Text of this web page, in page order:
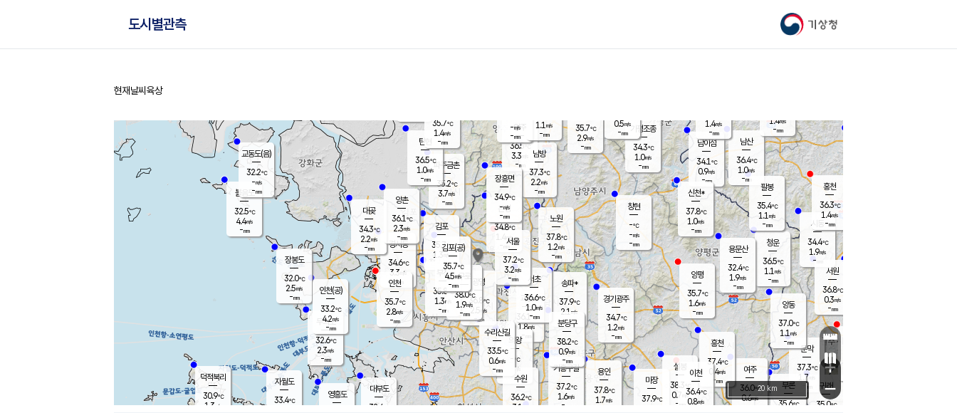
기상청
도시별관측
홈
현재날씨 육상
문막
37.3℃
1.7m/s
mm
남이섬
34.1℃
0.9m/s
-mm
무의도
32.6℃
2.3m/s
-mm
영흥도
볼음도
32.5℃
4.4m/s
-mm
자월도
33.4℃
양주
36.5℃
3.3
-mm
부론
35.6℃
과천
36.1℃
1.8m/s
- mm
남산
36.4℃
1.0m/s
-mm
장봉도
32.0℃
2.5m/s
-mm
청운
36.5℃
1.1 m/s
-mm
팔봉
35.4℃
1.1 m/s
-mm
용인
37.8℃
1.7m/s
여주
36.0℃
0.6m/s
양동
37.0℃
1.1m/s
-mm
경기광주
34.7℃
1.2m/s
-mm
1.4m/s
-mm
대부도
32.4
경서동
34.6℃
3.3 m/s
-mm
파주금촌
35.2℃
3.7m/s
-mm
가평조종
34.3℃
1.0m/s
-mm
35.7℃
2.9m/s
-mm
대곶
34.3℃
2.2m/s
-mm
신천*
37.8℃
1.0m/s
-mm
창현
-℃
-m/s
-mm
탄현
36.5℃
1.0m/s
-mm
0.5m/s
-mm
흥천
37.4℃
0.4m/s
-mm
마장
37.9℃
의왕
- ℃
m/s
mm
김포
35.7℃
1.3 m/s
mm
설봉
38.3
0.7 m/s
- mm
광명
36.8 ℃
2.5 m/s
-mm
부천
35.8℃
1.3m/s
-mm
양촌
36.1℃
2.3m/s
-mm
구로
38.0℃
1.9m/s
-mm
은평
34.8℃
1.4 m/s
- mm
노원
37.8℃
1.2m/s
-mm
송파*
37.9℃
2.1 m/s
-mm
서초
36.6℃
1.0m/s
-mm
남방
37.3℃
2.2m/s
-mm
기흥구갈
37.2℃
1.6m/s
-
수리산길
33.5℃
0.6m/s
-mm
분당구
38.2℃
0.9m/s
-mm
장흥면
34.9℃
-m/s
-mm
-m/s
-mm
시동
34.4℃
1.9m/s
- mm
귀래
35.0℃
서원
36.8℃
0.3m/s
-mm
용문산
32.4℃
1.9m/s
-mm
덕적북리
30.9℃
1.3 m/s
인천(공)
33.2℃
4.2m/s
-mm
김포(공)
35.7℃
4.5m/s
-mm
교동도(음)
32.2℃
-m/s
-mm
홍천
36.3℃
1.4m/s
-mm
이천
36.4℃
0.8m/s
양평
35.7℃
1.6m/s
-mm
수원
36.2℃
3.1 m/s
인천
35.7℃
2.8m/s
-mm
서울
37.2℃
3.2m/s
-mm
1.4m/s
-mm
35.7℃
1.4m/s
-mm
1.1 m/s
-mm
+
−
20 km